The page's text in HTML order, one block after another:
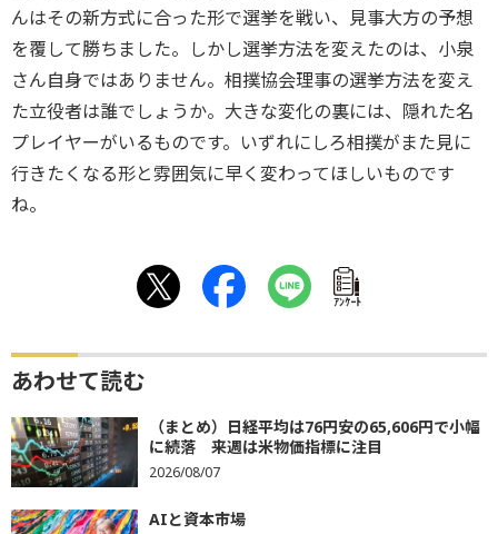
んはその新方式に合った形で選挙を戦い、見事大方の予想
を覆して勝ちました。しかし選挙方法を変えたのは、小泉
さん自身ではありません。相撲協会理事の選挙方法を変え
た立役者は誰でしょうか。大きな変化の裏には、隠れた名
プレイヤーがいるものです。いずれにしろ相撲がまた見に
行きたくなる形と雰囲気に早く変わってほしいものです
ね。
ｱﾝｹｰﾄ
あわせて読む
（まとめ）日経平均は76円安の65,606円で小幅
に続落 来週は米物価指標に注目
2026/08/07
AIと資本市場